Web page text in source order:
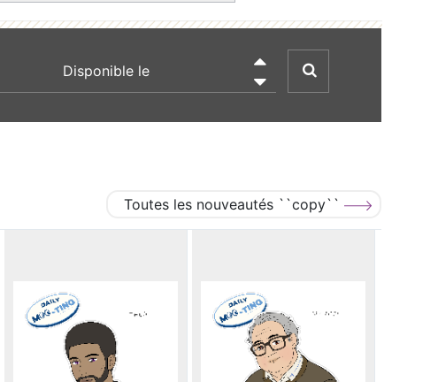

Toutes les nouveautés ``copy``